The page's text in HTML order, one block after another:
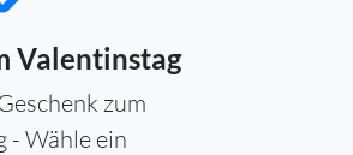
Valentinstag
zum
- Wähle ein